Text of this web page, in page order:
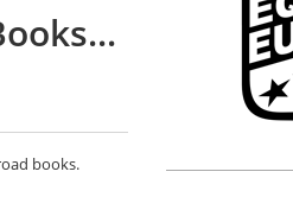
books.